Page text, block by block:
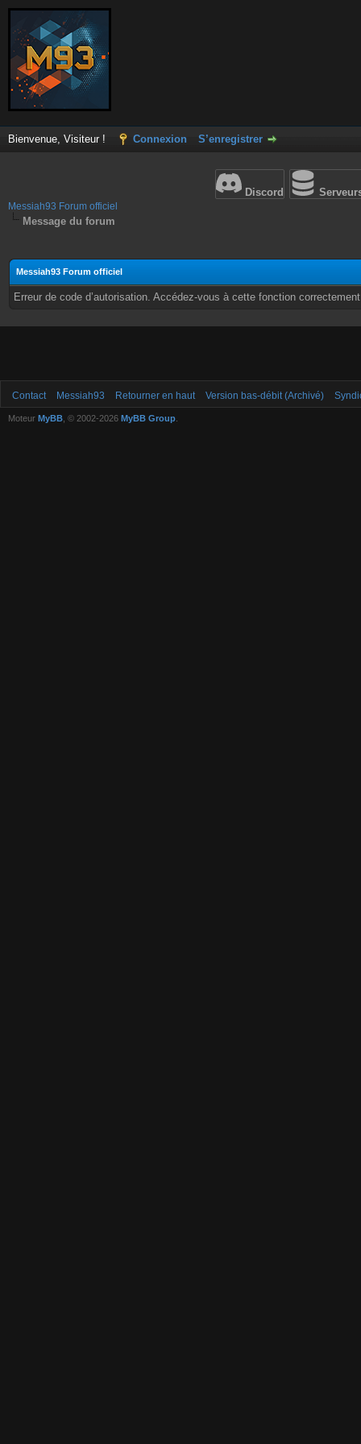
Bienvenue, Visiteur ! Connexion S’enregistrer
Discord
Messiah93 Forum officiel
Message du forum
Messiah93 Forum officiel
Erreur de code d’autorisation. Accédez-vous à cette fonction
Contact Messiah93 Retourner en haut Version bas-débit (Archivé)
Moteur MyBB , © 2002-2026 MyBB Group